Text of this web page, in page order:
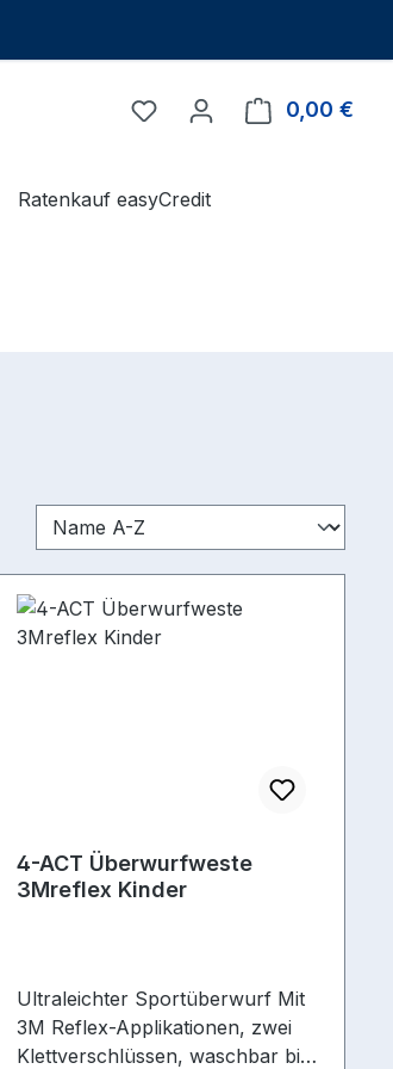
Du hast 0 Produkte auf
0,00 €
Ratenkauf easyCredit
4-ACT Überwurfweste
3Mreflex Kinder
Ultraleichter Sportüberwurf Mit
3M Reflex-Applikationen, zwei
Klettverschlüssen, waschbar bis